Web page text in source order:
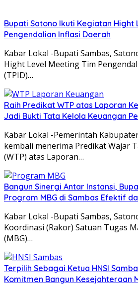
Bupati Satono Ikuti Kegiatan Hight
Pengendalian Inflasi Daerah
Kabar Lokal -Bupati Sambas,
Hight Level Meeting Tim
(TPID)…
Raih Predikat WTP atas Laporan
Jadi Bukti Tata Kelola Keuangan
Kabar Lokal -Pemerintah
kembali menerima Predikat Wajar
(WTP) atas Laporan…
Bangun Sinergi Antar Instansi,
Program MBG di Sambas Efektif
Kabar Lokal -Bupati Sambas,
Koordinasi (Rakor) Satuan Tugas
(MBG)…
Terpilih Sebagai Ketua HNSI
Komitmen Bangun Kesejahteraan